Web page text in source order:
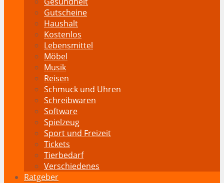
Gutscheine
Haushalt
Kostenlos
Lebensmittel
Möbel
Musik
Reisen
Schmuck und Uhren
Schreibwaren
Software
Spielzeug
Sport und Freizeit
Tickets
Tierbedarf
Verschiedenes
Ratgeber